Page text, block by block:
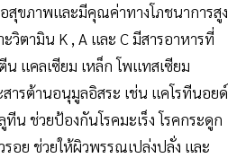
สุขภาพและมีคุณค่าทางโภชนาการสูง
วิตามิน K , A และ C มีสารอาหารที่
น แคลเซียม เหล็ก โพแทสเซียม
ารต้านอนุมูลอิสระ เช่น แคโรทีนอยด์
น ช่วยป้องกันโรคมะเร็ง โรคกระดูก
อย ช่วยให้ผิวพรรณเปล่งปลั่ง และ